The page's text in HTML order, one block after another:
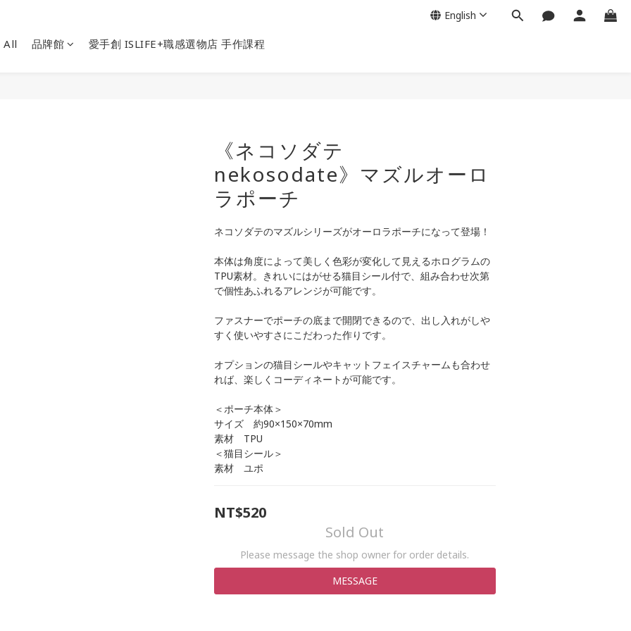
All 品牌館 愛手創 ISLIFE+職感選物店 手作課程
English
《ネコソダテ
nekosodate》マズルオーロ
ラポーチ
ネコソダテのマズルシリーズがオーロラポーチになって登場！
本体は角度によって美しく色彩が変化して見えるホログラムの
TPU素材。きれいにはがせる猫目シール付で、組み合わせ次第
で個性あふれるアレンジが可能です。
ファスナーでポーチの底まで開閉できるので、出し入れがしや
すく使いやすさにこだわった作りです。
オプションの猫目シールやキャットフェイスチャームも合わせ
れば、楽しくコーディネートが可能です。
＜ポーチ本体＞
サイズ　約90×150×70mm
素材　TPU
＜猫目シール＞
素材　ユポ
NT$520
Sold Out
Please message the shop owner for order details.
MESSAGE